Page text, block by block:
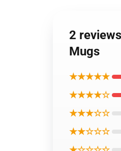
2
Mugs
★★★★★
★★★★☆
★★★☆☆
★★☆☆☆